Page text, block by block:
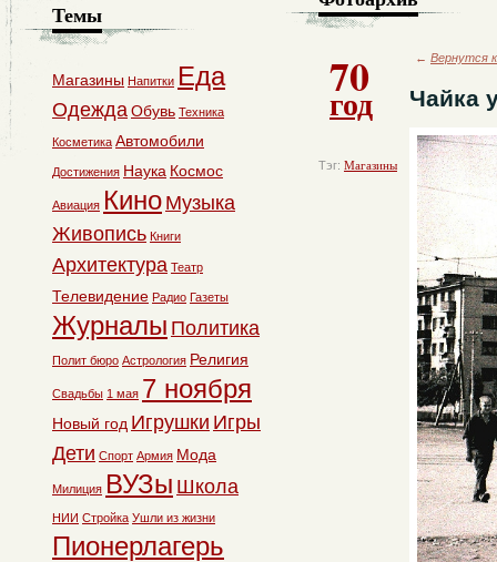
70
год
Тэг: Магазины
← Вернутся
Чайка
Темы
Магазины Напитки Еда
ОдеждаОбувь Техника
Косметика Автомобили
Достижения Наука Космос
Авиация Кино Музыка
Живопись Книги
Архитектура Театр
Телевидение Радио Газеты
Журналы Политика
Полит бюро Астрология Религия
Свадьбы 1 мая 7 ноября
Новый год Игрушки Игры
Дети Спорт Армия Мода
Милиция ВУЗы Школа
НИИ Стройка Ушли из жизни
Пионерлагерь